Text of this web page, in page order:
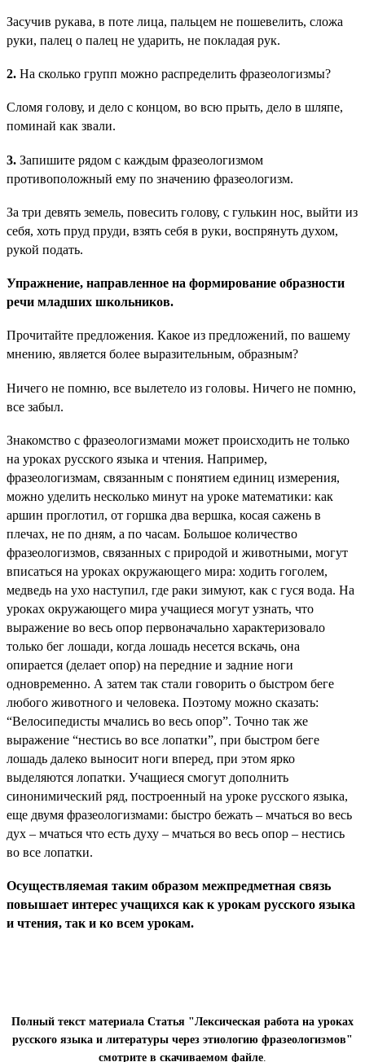
Засучив рукава, в поте лица, пальцем не пошевелить, сложа
руки, палец о палец не ударить, не покладая рук.
2. На сколько групп можно распределить фразеологизмы?
Сломя голову, и дело с концом, во всю прыть, дело в шляпе,
поминай как звали.
3. Запишите рядом с каждым фразеологизмом
противоположный ему по значению фразеологизм.
За три девять земель, повесить голову, с гулькин нос, выйти из
себя, хоть пруд пруди, взять себя в руки, воспрянуть духом,
рукой подать.
Упражнение, направленное на формирование образности
речи младших школьников.
Прочитайте предложения. Какое из предложений, по вашему
мнению, является более выразительным, образным?
Ничего не помню, все вылетело из головы. Ничего не помню,
все забыл.
Знакомство с фразеологизмами может происходить не только
на уроках русского языка и чтения. Например,
фразеологизмам, связанным с понятием единиц измерения,
можно уделить несколько минут на уроке математики: как
аршин проглотил, от горшка два вершка, косая сажень в
плечах, не по дням, а по часам. Большое количество
фразеологизмов, связанных с природой и животными, могут
вписаться на уроках окружающего мира: ходить гоголем,
медведь на ухо наступил, где раки зимуют, как с гуся вода. На
уроках окружающего мира учащиеся могут узнать, что
выражение во весь опор первоначально характеризовало
только бег лошади, когда лошадь несется вскачь, она
опирается (делает опор) на передние и задние ноги
одновременно. А затем так стали говорить о быстром беге
любого животного и человека. Поэтому можно сказать:
“Велосипедисты мчались во весь опор”. Точно так же
выражение “нестись во все лопатки”, при быстром беге
лошадь далеко выносит ноги вперед, при этом ярко
выделяются лопатки. Учащиеся смогут дополнить
синонимический ряд, построенный на уроке русского языка,
еще двумя фразеологизмами: быстро бежать – мчаться во весь
дух – мчаться что есть духу – мчаться во весь опор – нестись
во все лопатки.
Осуществляемая таким образом межпредметная связь
повышает интерес учащихся как к урокам русского языка
и чтения, так и ко всем урокам.
Полный текст материала Статья "Лексическая работа на уроках
русского языка и литературы через этиологию фразеологизмов"
смотрите в скачиваемом файле